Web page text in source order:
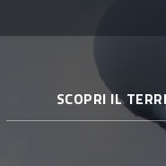
SCOPRI IL